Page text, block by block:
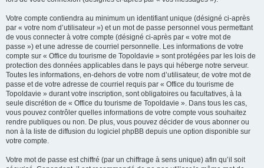
Votre compte contiendra au minimum un identifiant unique (désigné ci-après
par « votre nom d’utilisateur ») et un mot de passe personnel vous permettant
de vous connecter à votre compte (désigné ci-après par « votre mot de
passe ») et une adresse de courriel personnelle. Les informations de votre
compte sur « Office du tourisme de Topoldavie » sont protégées par les lois de
protection des données applicables dans le pays qui héberge notre serveur.
Toutes les informations, en-dehors de votre nom d’utilisateur, de votre mot de
passe et de votre adresse de courriel requis par « Office du tourisme de
Topoldavie » durant votre inscription, sont obligatoires ou facultatives, à la
seule discrétion de « Office du tourisme de Topoldavie ». Dans tous les cas,
vous pouvez contrôler quelles informations de votre compte vous souhaitez
rendre publiques ou non. De plus, vous pouvez décider de vous abonner ou
non à la liste de diffusion du logiciel phpBB depuis une option disponible sur
votre compte.
Votre mot de passe est chiffré (par un chiffrage à sens unique) afin qu’il soit